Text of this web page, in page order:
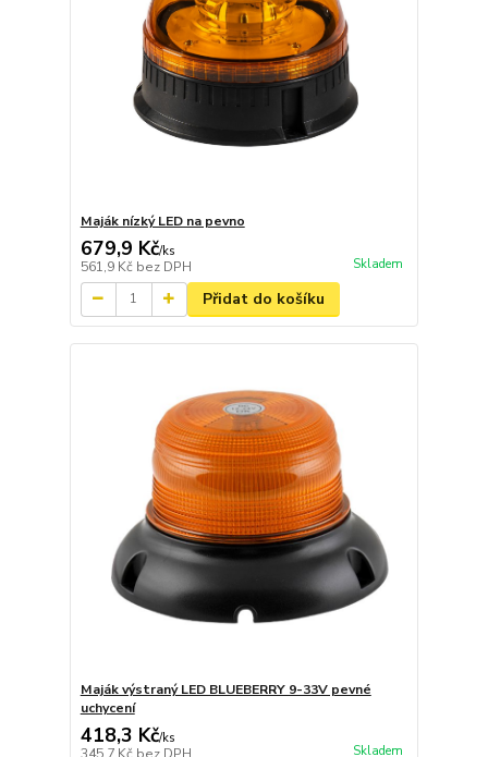
Maják nízký LED na pevno
679,9 Kč/ks
561,9 Kč bez DPH Skladem
Přidat do košíku
Maják výstraný LED BLUEBERRY 9-33V pevné
uchycení
418,3 Kč/ks
Skladem